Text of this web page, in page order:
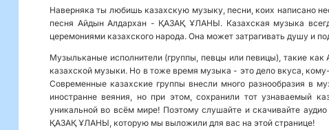
Наверняка ты любишь казахскую музыку, песни, коих написано
песня Айдын Алдархан - ҚАЗАҚ ҰЛАНЫ. Казахская музыка
церемониями казахского народа. Она может затрагивать душу и
Музыльканые исполнители (группы, певцы или певицы), такие
казахской музыки. Но в тоже время музыка - это дело вкуса,
Современные казахские группы внесли много разнообразия в
иностранне веяния, но при этом, сохранили тот узнаваемый
уникальной во всём мире! Поэтому слушайте и скачивайте
ҚАЗАҚ ҰЛАНЫ, которую мы выложили для вас на этой странице!